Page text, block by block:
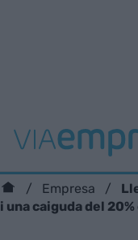
Empresa
i una caiguda del